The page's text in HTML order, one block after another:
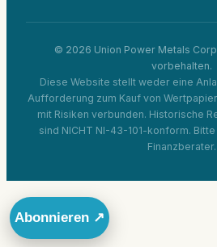
© 2026 Union Power Metals
vorbehalten.
Diese Website stellt weder eine
Aufforderung zum Kauf von
mit Risiken verbunden. Historische
sind NICHT NI-43-101-konform.
Finanzberater.
Abonnieren ↗